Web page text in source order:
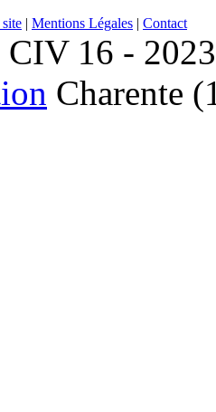
| Mentions Légales | Contact
16 -
Charente